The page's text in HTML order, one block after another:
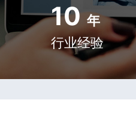
10 年
行业经验